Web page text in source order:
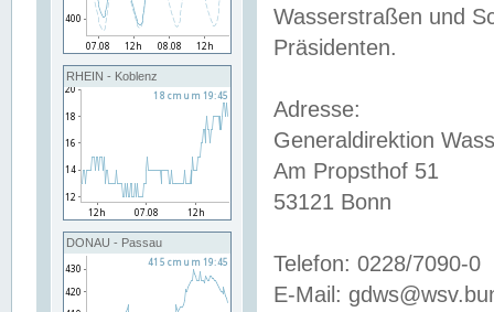
RHEIN - Koblenz
DONAU - Passau
Wasserstraßen und
Präsidenten.
Adresse:
Generaldirektion
Am Propsthof 51
53121 Bonn
Telefon: 0228/7090-0
E-Mail: